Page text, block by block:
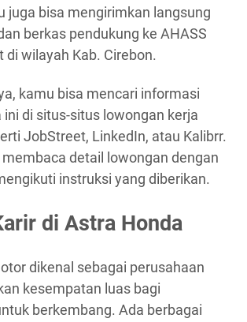
juga bisa mengirimkan langsung
berkas pendukung ke AHASS
di wilayah Kab. Cirebon.
kamu bisa mencari informasi
ini di situs-situs lowongan kerja
JobStreet, LinkedIn, atau Kalibrr.
detail lowongan dengan
instruksi yang diberikan.
di Astra Honda
dikenal sebagai perusahaan
kesempatan luas bagi
berkembang. Ada berbagai